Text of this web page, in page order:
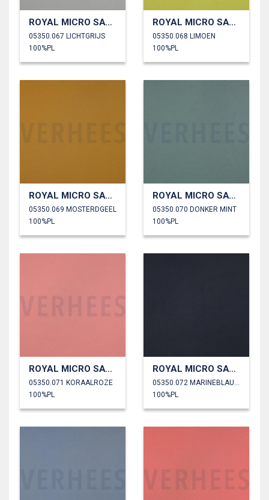
ROYAL MICRO SATIJN
05350.067 LICHTGRIJS
100%PL
ROYAL MICRO SATIJN
05350.068 LIMOEN
100%PL
ROYAL MICRO SATIJN
05350.069 MOSTERDGEEL
100%PL
ROYAL MICRO SATIJN
05350.070 DONKER MINT
100%PL
ROYAL MICRO SATIJN
05350.071 KORAALROZE
100%PL
ROYAL MICRO SATIJN
05350.072 MARINEBLAUW
100%PL